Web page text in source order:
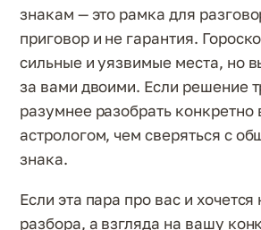
знакам — это рамка для
приговор и не гарантия.
сильные и уязвимые места, но
за вами двоими. Если решение
разумнее разобрать конкретно
астрологом, чем сверяться с
знака.
Если эта пара про вас и
разбора, а взгляда на вашу